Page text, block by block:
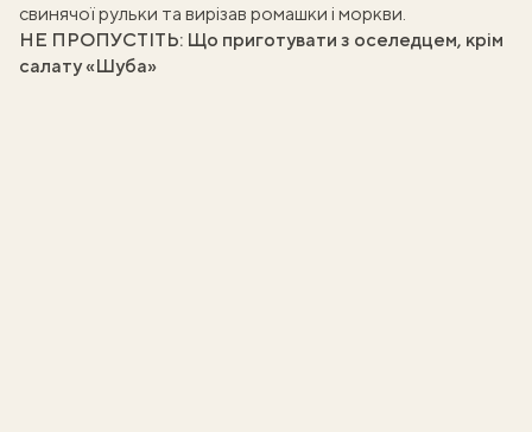
свинячої рульки та вирізав ромашки і моркви.
НЕ ПРОПУСТІТЬ: Що приготувати з оселедцем, крім
салату «Шуба»